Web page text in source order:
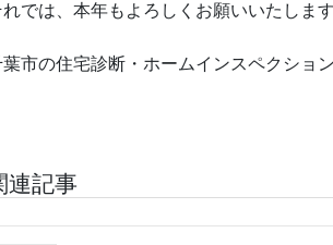
れでは、本年もよろしくお願いいたします
葉市の住宅診断・ホームインスペクショ
連記事